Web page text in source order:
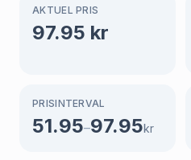
AKTUEL PRIS
97.95 kr
PRISINTERVAL
51.95–97.95kr